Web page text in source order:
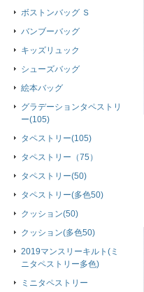
ボストンバッグ Ｓ
バンブーバッグ
キッズリュック
シューズバッグ
絵本バッグ
グラデーションタペストリ
ー(105)
タペストリー(105)
タペストリー（75）
タペストリー(50)
タペストリー(多色50)
クッション(50)
クッション(多色50)
2019マンスリーキルト(ミ
ニタペストリー多色)
ミニタペストリー